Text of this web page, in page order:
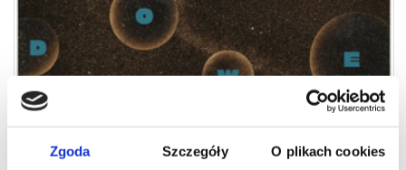
Zgoda Szczegóły O plikach cookies